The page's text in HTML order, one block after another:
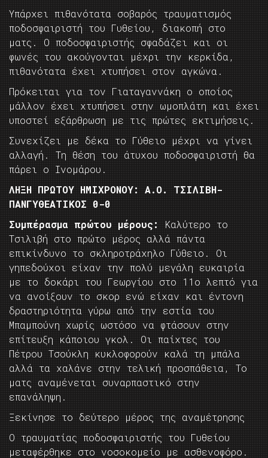
Υπάρχει πιθανότατα σοβαρός τραυματισμός
ποδοσφαιριστή του Γυθείου, διακοπή στο
ματς. Ο ποδοσφαιριστής σφαδάζει και οι
φωνές του ακούγονται μέχρι την κερκίδα,
πιθανότατα έχει χτυπήσει στον αγκώνα.
Πρόκειται για τον Γιαταγαννάκη ο οποίος
μάλλον έχει χτυπήσει στην ωμοπλάτη και έχει
υποστεί εξάρθρωση με τις πρώτες εκτιμήσεις.
Συνεχίζει με δέκα το Γύθειο μέχρι να γίνει
αλλαγή. Τη θέση του άτυχου ποδοσφαιριστή θα
πάρει ο Ινομάρου.
ΛΗΞΗ ΠΡΩΤΟΥ ΗΜΙΧΡΟΝΟΥ: Α.Ο. ΤΣΙΛΙΒΗ-
ΠΑΝΓΥΘΕΑΤΙΚΟΣ 0-0
Συμπέρασμα πρώτου μέρους:
Καλύτερο το
Τσιλιβή στο πρώτο μέρος αλλά πάντα
επικίνδυνο το σκληροτράχηλο Γύθειο. Οι
γηπεδούχοι είχαν την πολύ μεγάλη ευκαιρία
με το δοκάρι του Γεωργίου στο 11ο λεπτό για
να ανοίξουν το σκορ ενώ είχαν και έντονη
δραστηριότητα γύρω από την εστία του
Μπαμπούνη χωρίς ωστόσο να φτάσουν στην
επίτευξη κάποιου γκολ. Οι παίχτες του
Πέτρου Τσούκλη κυκλοφορούν καλά τη μπάλα
αλλά τα χαλάνε στην τελική προσπάθεια, Το
ματς αναμένεται συναρπαστικό στην
επανάληψη.
Ξεκίνησε το δεύτερο μέρος της αναμέτρησης
Ο τραυματίας ποδοσφαιριστής του Γυθείου
μεταφέρθηκε στο νοσοκομείο με ασθενοφόρο.